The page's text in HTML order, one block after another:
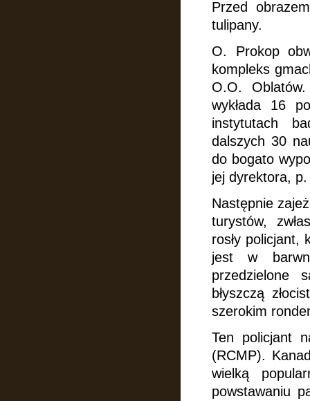
Przed
tulipany.
O. Prokop
kompleks
O.O.
wykłada 16
instytutach
dalszych 30
do bogato
jej dyrektora,
Następnie
turystów,
rosły policjant,
jest w
przedzielone
błyszczą
szerokim
Ten policjant
(RCMP).
wielką
powstawaniu